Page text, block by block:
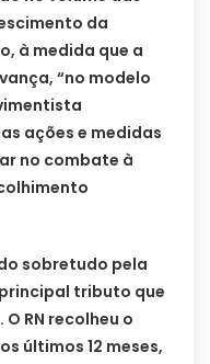
da
à medida que a
“no modelo
ações e medidas
no combate à
sobretudo pela
tributo que
RN recolheu o
últimos 12 meses,